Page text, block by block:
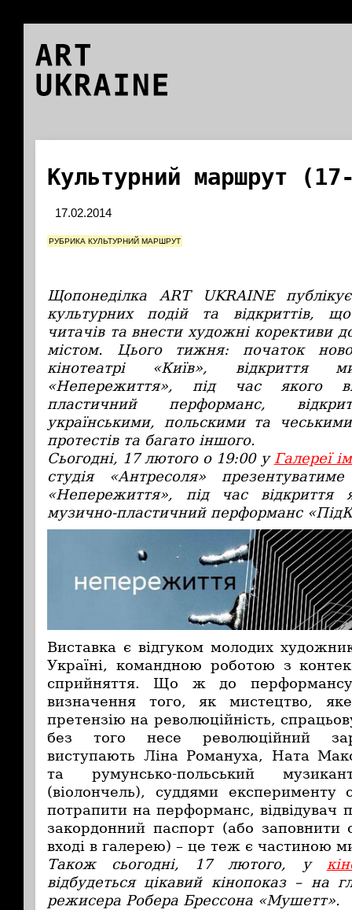
ART
UKRAINE
Культурний маршрут
17.02.2014
РУБРИКА КУЛЬТУРНИЙ МАРШРУТ
Щопонеділка ART UKRAINE
культурних подій та відкриттів,
читачів та внести художні корективи
містом. Цього тижня: початок
кінотеатрі «Київ», відкриття
«Непережиття», під час якого
пластичний перформанс,
українськими, польскими та
протестів та багато іншого.
Сьогодні, 17 лютого о 19:00 у Галереї
студія «Антресоля»
«Непережиття», під час відкриття
музично-пластичний перформанс
Виставка є відгуком молодих
Україні, командною роботою з
сприйняття. Що ж до
визначення того, як мистецтво,
претензію на революційність,
без того несе революційний
виступають Ліна Романуха, Ната
та румунсько-польський
(віолончель), суддями експерименту
потрапити на перформанс, відвідувач
закордонний паспорт (або заповнити
вході в галерею) – це теж є частиною
Також сьогодні, 17 лютого, у
відбудеться цікавий кінопоказ – на
режисера Робера Брессона «Мушетт».